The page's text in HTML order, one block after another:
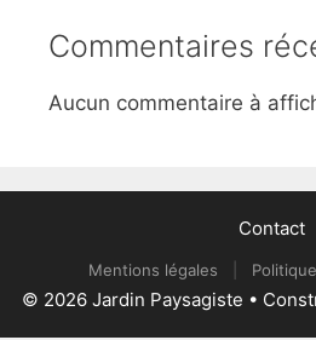
Commentaires
Aucun commentaire à
Contact
Mentions légales
© 2026 Jardin Paysagiste •